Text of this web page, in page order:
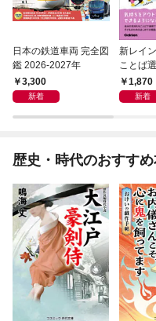
日本の鉄道車両 完全図
鑑 2026-2027年
3,300
新着
新レイ
ことば
のことば
1,870
新着
歴史・時代のおすす